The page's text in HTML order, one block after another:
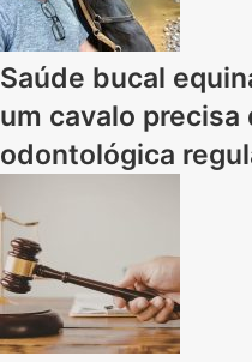
Saúde bucal
um cavalo precisa
odontológica